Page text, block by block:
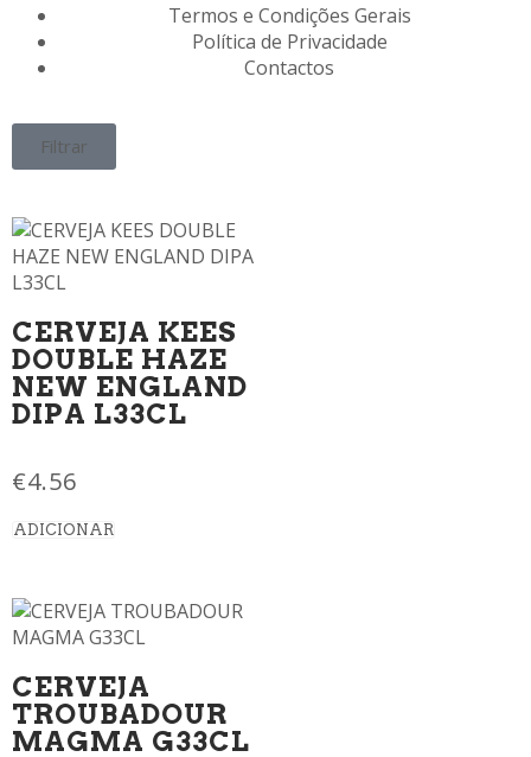
Termos e Condições Gerais
Política de Privacidade
Contactos
Filtrar
CERVEJA KEES
DOUBLE HAZE
NEW ENGLAND
DIPA L33CL
€4.56
ADICIONAR
CERVEJA
TROUBADOUR
MAGMA G33CL